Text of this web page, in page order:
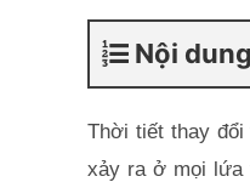
Nội
Thời tiết thay
xảy ra ở mọi lứa